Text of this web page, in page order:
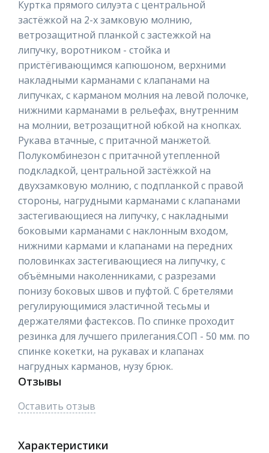
Куртка прямого силуэта с центральной
застёжкой на 2-х замковую молнию,
ветрозащитной планкой с застежкой на
липучку, воротником - стойка и
пристёгивающимся капюшоном, верхними
накладными карманами с клапанами на
липучках, с карманом молния на левой полочке,
нижними карманами в рельефах, внутренним
на молнии, ветрозащитной юбкой на кнопках.
Рукава втачные, с притачной манжетой.
Полукомбинезон с притачной утепленной
подкладкой, центральной застёжкой на
двухзамковую молнию, с подпланкой с правой
стороны, нагрудными карманами с клапанами
застегивающиеся на липучку, с накладными
боковыми карманами с наклонным входом,
нижними кармами и клапанами на передних
половинках застегивающиеся на липучку, с
объёмными наколенниками, с разрезами
понизу боковых швов и пуфтой. С бретелями
регулирующимися эластичной тесьмы и
держателями фастексов. По спинке проходит
резинка для лучшего прилегания.СОП - 50 мм. по
спинке кокетки, на рукавах и клапанах
нагрудных карманов, нузу брюк.
Отзывы
Оставить отзыв
Характеристики